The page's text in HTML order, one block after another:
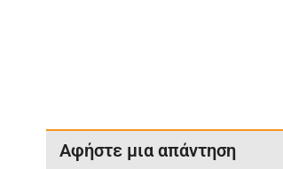
Αφήστε μια απάντηση